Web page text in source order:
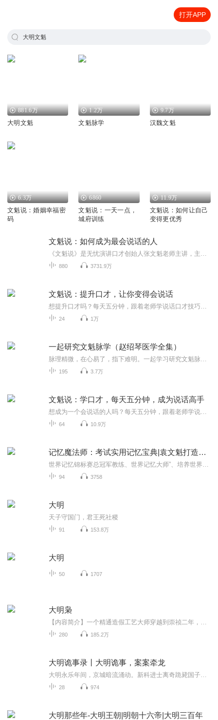
打开APP
大明文魁
881.6万
大明文魁
1.2万
文魁脉学
9.7万
汉魏文魁
6.3万
文魁说：婚姻幸福密
码
6860
文魁说：一天一点，
城府训练
11.9万
文魁说：如何让自己
变得更优秀
文魁说：如何成为最会说话的人
880 3731.9万
文魁说：提升口才，让你变得会说话
24 1万
一起研究文魁脉学（赵绍琴医学全集）
195 3.7万
文魁说：学口才，每天五分钟，成为说话高手
64 10.9万
记忆魔法师：考试实用记忆宝典|袁文魁打造最强大脑
94 3758
大明
天子守国门，君王死社稷
91 153.8万
大明
50 1707
大明枭
280 185.2万
大明诡事录丨大明诡事，案案牵龙
28 974
大明那些年-大明王朝|明朝十六帝|大明三百年